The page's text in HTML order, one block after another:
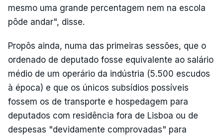
mesmo uma grande percentagem nem na escola
pôde andar", disse.
Propôs ainda, numa das primeiras sessões, que o
ordenado de deputado fosse equivalente ao salário
médio de um operário da indústria (5.500 escudos
à época) e que os únicos subsídios possíveis
fossem os de transporte e hospedagem para
deputados com residência fora de Lisboa ou de
despesas "devidamente comprovadas" para